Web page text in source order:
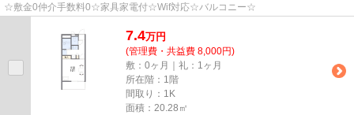
☆敷金0仲介手数料0☆家具家電付☆Wif対応☆バルコニー☆
7.4万円
(管理費・共益費 8,000円)
敷：0ヶ月｜礼：1ヶ月
所在階：1階
間取り：1K
面積：20.28㎡